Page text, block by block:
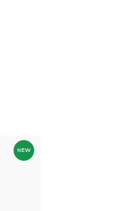
NEW